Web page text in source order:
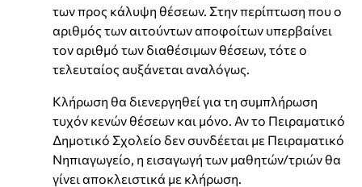
των προς κάλυψη θέσεων. Στην περίπτωση που ο
αριθμός των αιτούντων αποφοίτων υπερβαίνει
τον αριθμό των διαθέσιμων θέσεων, τότε ο
τελευταίος αυξάνεται αναλόγως.
Κλήρωση θα διενεργηθεί για τη συμπλήρωση
τυχόν κενών θέσεων και μόνο. Αν το Πειραματικό
Δημοτικό Σχολείο δεν συνδέεται με Πειραματικό
Νηπιαγωγείο, η εισαγωγή των μαθητών/τριών θα
γίνει αποκλειστικά με κλήρωση.